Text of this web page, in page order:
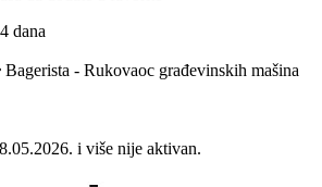
dana
Bagerista - Rukovaoc građevinskih mašina
i više nije aktivan.